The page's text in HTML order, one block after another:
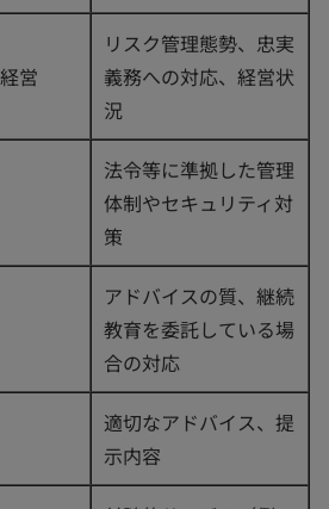
営
リスク管理態勢、忠実
義務への対応、経営状
況
法令等に準拠した管理
体制やセキュリティ対
策
アドバイスの質、継続
教育を委託している場
合の対応
適切なアドバイス、提
示内容